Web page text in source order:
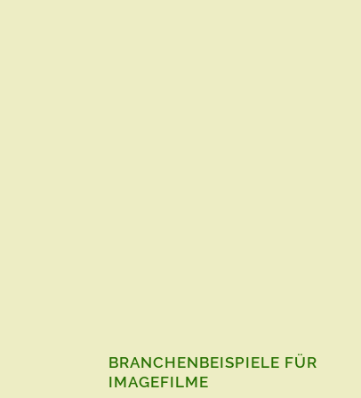
BRANCHENBEISPIELE FÜR
IMAGEFILME